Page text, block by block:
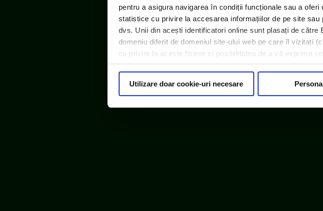
pentru a asigura navigarea în condiții funcționale sau a
statistice cu privire la accesarea informațiilor de pe site
dvs. Unii din acești identificatori online sunt plasați de
domeniu diferit de domeniul site-ului web pe care îl vizitați
cu privire la aceste fișiere și posibilitatea de a vă exprima
Utilizare doar cookie-uri necesare
ECOTIC este membru WEEE Forum,